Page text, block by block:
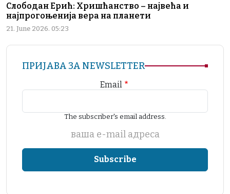
Слободан Ерић: Хришћанство – највећа и
најпрогоњенија вера на планети
21. June 2026. 05:23
ПРИЈАВА ЗА NEWSLETTER
Email
The subscriber's email address.
ваша е-mail адреса